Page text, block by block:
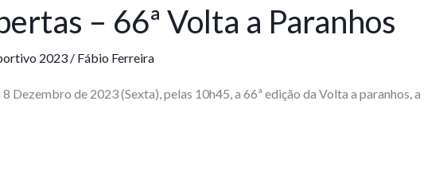
– 66ª Volta a Paranhos
2023 / Fábio Ferreira
Dezembro de 2023 (Sexta), pelas 10h45, a 66ª edição da Volta a paranhos, a